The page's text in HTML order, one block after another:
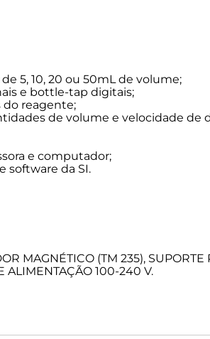
5, 10, 20 ou 50mL de volume;
e bottle-tap digitais;
reagente;
de volume e velocidade de
e computador;
software da SI.
MAGNÉTICO (TM 235), SUPORTE
ALIMENTAÇÃO 100-240 V.